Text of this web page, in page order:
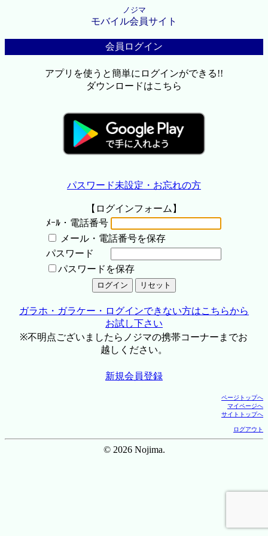
ノジマ
モバイル会員サイト
会員ログイン
アプリを使うと簡単にログインができる!!
ダウンロードはこちら
パスワード未設定・お忘れの方
【ログインフォーム】
ﾒｰﾙ・電話番号
メール・電話番号を保存
パスワード
パスワードを保存
ガラホ・ガラケー・ログインできない方はこちらから
お試し下さい
※不明点ございましたらノジマの携帯コーナーまでお
越しください。
新規会員登録
ページトップへ
マイページへ
サイトトップへ
ログアウト
© 2026 Nojima.